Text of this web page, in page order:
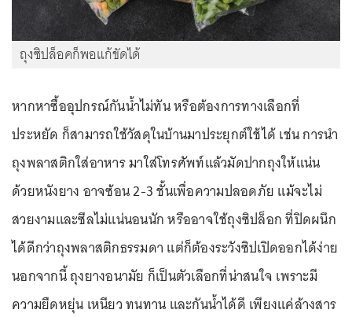
ถุงซิปล็อคก็พอแก้ขัดได้
หากหาซื้ออุปกรณ์กันน้ำไม่ทัน หรือต้องการทางเลือกที่
ประหยัด ก็สามารถใช้วัสดุในบ้านมาประยุกต์ใช้ได้ เช่น การนำ
ถุงพลาสติกใส่อาหาร มาใส่โทรศัพท์แล้วมัดปากถุงให้แน่น
ด้วยหนังยาง อาจซ้อน 2-3 ชั้นเพื่อความปลอดภัย แม้จะไม่
สวยงามและซีลไม่แน่นอนนัก หรืออาจใช้ถุงซิปล็อก ที่ปิดผนึก
ได้ดีกว่าถุงพลาสติกธรรมดา แต่ก็ต้องระวังซิปเปิดออกได้ง่าย
นอกจากนี้ ถุงยางอนามัย ก็เป็นตัวเลือกที่น่าสนใจ เพราะมี
ความยืดหยุ่น เหนียว ทนทาน และกันน้ำได้ดี เพียงแค่ล้างสาร